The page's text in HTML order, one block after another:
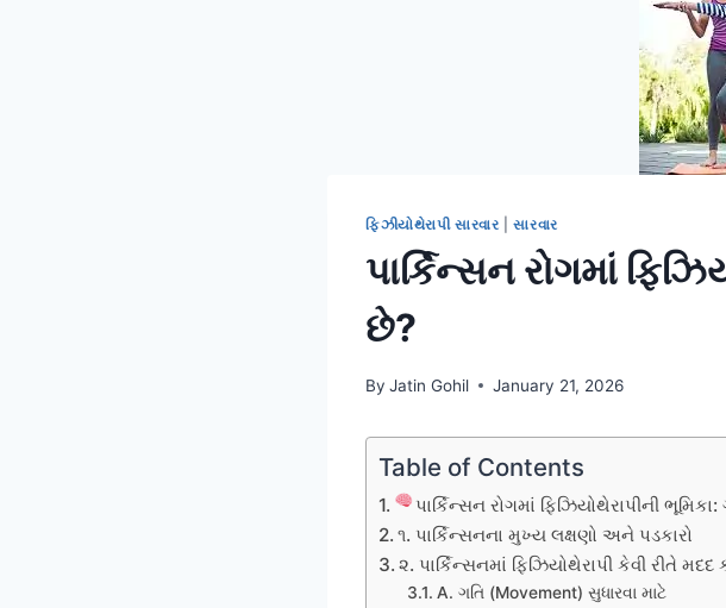
ફિઝીયોથેરાપી સારવાર |સારવાર
પાર્કિન્સન રોગમાં
છે?
By Jatin Gohil January 21, 2026
Table of Contents
પાર્કિન્સન રોગમાં ફિઝિયોથેરાપીની
૧. પાર્કિન્સનના મુખ્ય લક્ષણો અને પડકારો
૨. પાર્કિન્સનમાં ફિઝિયોથેરાપી કેવી રીતે
A. ગતિ (Movement) સુધારવા માટે